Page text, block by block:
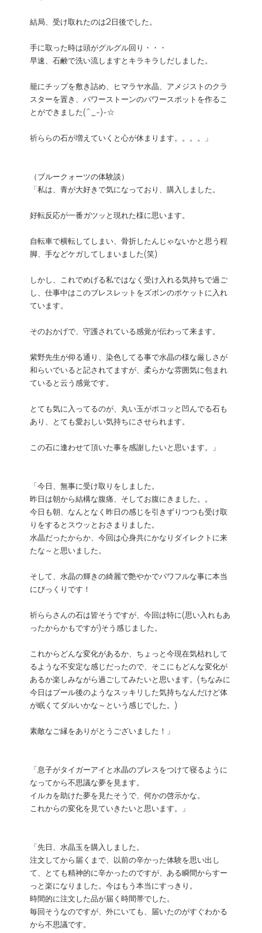
結局、受け取れたのは2日後でした。
手に取った時は頭がグルグル回り・・・
早速、石鹸で洗い流しますとキラキラしだしました。
籠にチップを敷き詰め、ヒマラヤ水晶、アメジストのクラ
スターを置き、パワーストーンのパワースポットを作るこ
とができました(^_-)-☆
祈ららの石が増えていくと心が休まります。。。。」
（ブルークォーツの体験談）
「私は、青が大好きで気になっており、購入しました。
好転反応が一番ガツッと現れた様に思います。
自転車で横転してしまい、骨折したんじゃないかと思う程
脚、手などケガしてしまいました(笑)
しかし、これでめげる私ではなく受け入れる気持ちで過ご
し、仕事中はこのブレスレットをズボンのポケットに入れ
ています。
そのおかげで、守護されている感覚が伝わって来ます。
紫野先生が仰る通り、染色してる事で水晶の様な厳しさが
和らいでいると記されてますが、柔らかな雰囲気に包まれ
ていると云う感覚です。
とても気に入ってるのが、丸い玉がポコッと凹んでる石も
あり、とても愛おしい気持ちにさせられます。
この石に逢わせて頂いた事を感謝したいと思います。」
「今日、無事に受け取りをしました。
昨日は朝から結構な腹痛、そしてお腹にきました。。
今日も朝、なんとなく昨日の感じを引きずりつつも受け取
りをするとスウッとおさまりました。
水晶だったからか、今回は心身共にかなりダイレクトに来
たな～と思いました。
そして、水晶の輝きの綺麗で艶やかでパワフルな事に本当
にびっくりです！
祈ららさんの石は皆そうですが、今回は特に(思い入れもあ
ったからかもですが)そう感じました。
これからどんな変化があるか、ちょっと今現在気枯れして
るような不安定な感じだったので、そこにもどんな変化が
あるか楽しみながら過ごしてみたいと思います。(ちなみに
今日はプール後のようなスッキリした気持ちなんだけど体
が眠くてダルいかな～という感じでした。)
素敵なご縁をありがとうございました！」
「息子がタイガーアイと水晶のブレスをつけて寝るように
なってから不思議な夢を見ます。
イルカを助けた夢を見たそうで、何かの啓示かな。
これからの変化を見ていきたいと思います。」
「先日、水晶玉を購入しました。
注文してから届くまで、以前の辛かった体験を思い出し
て、とても精神的に辛かったのですが、ある瞬間からすー
っと楽になりました。今はもう本当にすっきり。
時間的に注文した品が届く時間帯でした。
毎回そうなのですが、外にいても、届いたのがすぐわかる
から不思議です。